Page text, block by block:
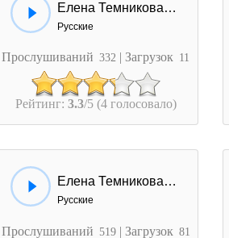
Елена Темникова - Бабочки
Русские
Прослушиваний 332 | Загрузок 11
Рейтинг: 3.3/5 (4 голосовало)
Елена Темникова - Нет связи
Русские
Прослушиваний 519 | Загрузок 81